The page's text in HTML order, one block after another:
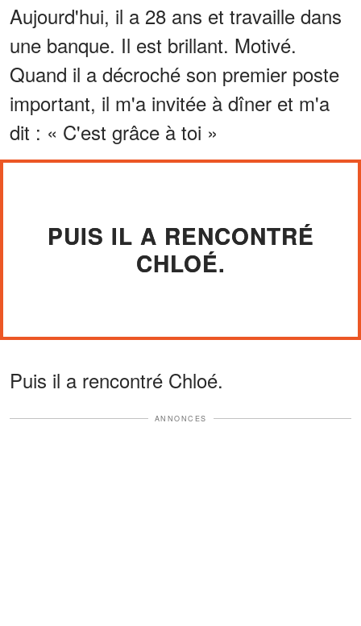
Aujourd'hui, il a 28 ans et travaille dans
une banque. Il est brillant. Motivé.
Quand il a décroché son premier poste
important, il m'a invitée à dîner et m'a
dit : « C'est grâce à toi »
PUIS IL A RENCONTRÉ
CHLOÉ.
Puis il a rencontré Chloé.
ANNONCES